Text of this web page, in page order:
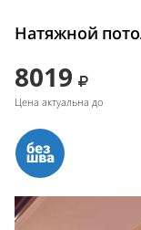
Натяжной
8019
Цена актуальна до